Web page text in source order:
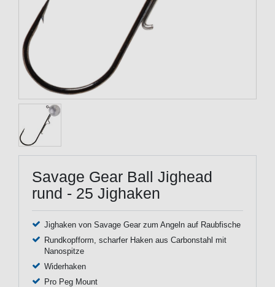
Savage Gear Ball Jighead
rund - 25 Jighaken
Jighaken von Savage Gear zum Angeln auf Raubfische
Rundkopfform, scharfer Haken aus Carbonstahl mit
Nanospitze
Widerhaken
Pro Peg Mount